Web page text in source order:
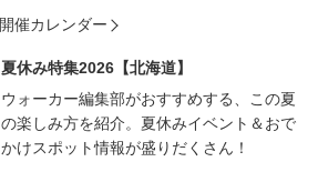
催カレンダー
夏休み特集2026【北海道】
ウォーカー編集部がおすすめする、この夏
の楽しみ方を紹介。夏休みイベント＆おで
かけスポット情報が盛りだくさん！